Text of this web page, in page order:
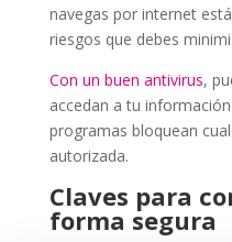
navegas por internet
riesgos que debes
Con un buen antivirus,
accedan a tu
programas bloquean
autorizada.
Claves para
forma segura